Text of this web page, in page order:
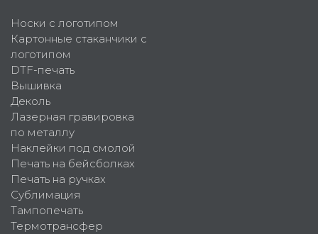
Носки с логотипом
Картонные стаканчики с
логотипом
DTF-печать
Вышивка
Деколь
Лазерная гравировка
по металлу
Наклейки под смолой
Печать на бейсболках
Печать на ручках
Сублимация
Тампопечать
Термотрансфер